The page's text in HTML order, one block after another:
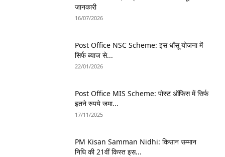
जानकारी
16/07/2026
Post Office NSC Scheme: इस धाँसू योजना में
सिर्फ ब्याज से...
22/01/2026
Post Office MIS Scheme: पोस्ट ऑफिस में सिर्फ
इतने रुपये जमा...
17/11/2025
PM Kisan Samman Nidhi: किसान सम्मान
निधि की 21वीं किस्त इस...